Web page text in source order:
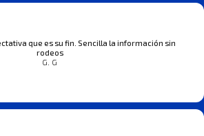
que es su fin. Sencilla la información sin
rodeos
G. G